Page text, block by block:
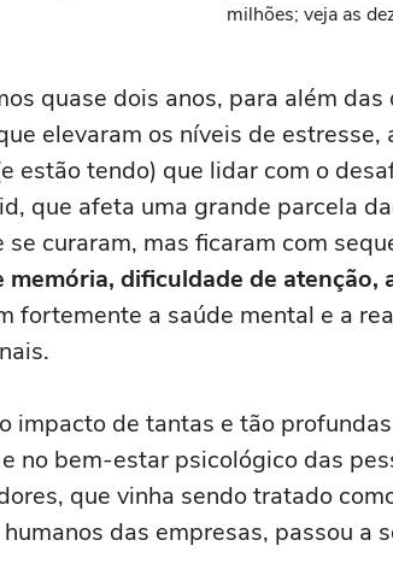
milhões; veja as
quase dois anos, para além
elevaram os níveis de
estão tendo) que lidar com o
que afeta uma grande parcela
se curaram, mas ficaram com
memória, dificuldade de atenção,
fortemente a saúde mental e a
impacto de tantas e tão
no bem-estar psicológico das
que vinha sendo tratado
das empresas, passou a